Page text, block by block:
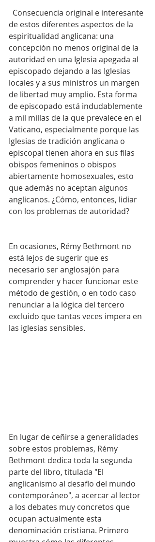
de estos diferentes aspectos de la
espiritualidad anglicana: una
concepción no menos original de la
autoridad en una Iglesia apegada al
episcopado dejando a las Iglesias
locales y a sus ministros un margen
de libertad muy amplio. Esta forma
de episcopado está indudablemente
a mil millas de la que prevalece en el
Vaticano, especialmente porque las
Iglesias de tradición anglicana o
episcopal tienen ahora en sus filas
obispos femeninos o obispos
abiertamente homosexuales, esto
que además no aceptan algunos
anglicanos. ¿Cómo, entonces, lidiar
con los problemas de autoridad?
En ocasiones, Rémy Bethmont no
está lejos de sugerir que es
necesario ser anglosajón para
comprender y hacer funcionar este
método de gestión, o en todo caso
renunciar a la lógica del tercero
excluido que tantas veces impera en
las iglesias sensibles.
En lugar de ceñirse a generalidades
sobre estos problemas, Rémy
Bethmont dedica toda la segunda
parte del libro, titulada "El
anglicanismo al desafío del mundo
contemporáneo", a acercar al lector
a los debates muy concretos que
ocupan actualmente esta
denominación cristiana. Primero